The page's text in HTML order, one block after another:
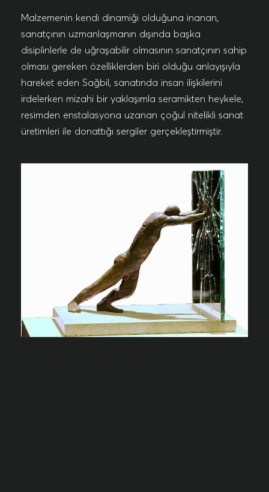
Malzemenin kendi dinamiği olduğuna inanan,
sanatçının uzmanlaşmanın dışında başka
disiplinlerle de uğraşabilir olmasının sanatçının sahip
olması gereken özelliklerden biri olduğu anlayışıyla
hareket eden Sağbil, sanatında insan ilişkilerini
irdelerken mizahi bir yaklaşımla seramikten heykele,
resimden enstalasyona uzanan çoğul nitelikli sanat
üretimleri ile donattığı sergiler gerçekleştirmiştir.